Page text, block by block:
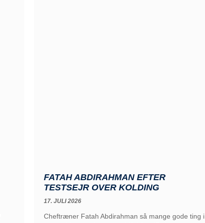
FATAH ABDIRAHMAN EFTER
TESTSEJR OVER KOLDING
17. JULI 2026
Cheftræner Fatah Abdirahman så mange gode ting i